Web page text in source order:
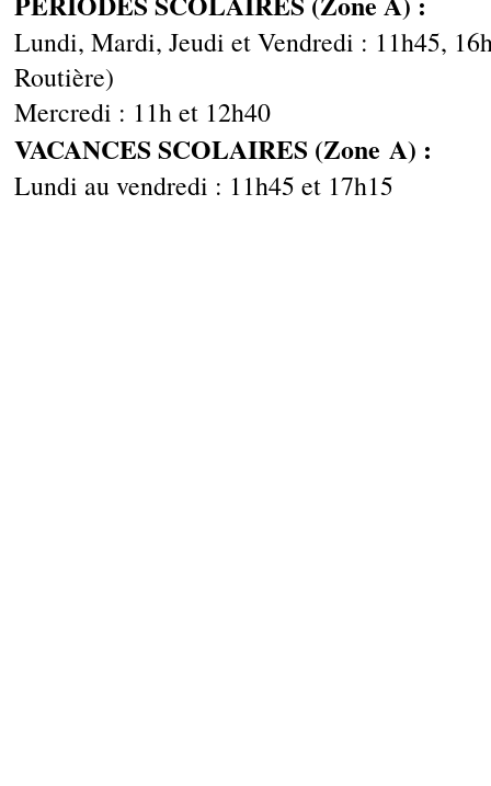
Lundi, Mardi, Jeudi et Vendredi : 11h45,
Routière)
Mercredi : 11h et 12h40
VACANCES SCOLAIRES (Zone A) :
Lundi au vendredi : 11h45 et 17h15